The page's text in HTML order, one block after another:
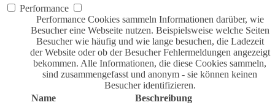
Performance
Performance Cookies sammeln Informationen darüber, wie
Besucher eine Webseite nutzen. Beispielsweise welche Seiten
Besucher wie häufig und wie lange besuchen, die Ladezeit
der Website oder ob der Besucher Fehlermeldungen angezeigt
bekommen. Alle Informationen, die diese Cookies sammeln,
sind zusammengefasst und anonym - sie können keinen
Besucher identifizieren.
Name
Beschreibung